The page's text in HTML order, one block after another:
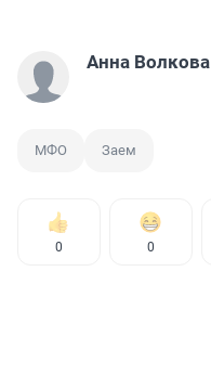
Анна Волкова
МФО Заем
0 0